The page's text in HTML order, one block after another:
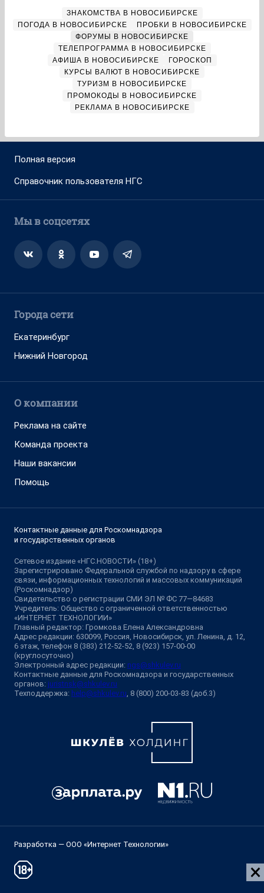
ЗНАКОМСТВА В НОВОСИБИРСКЕ
ПОГОДА В НОВОСИБИРСКЕ
ПРОБКИ В НОВОСИБИРСКЕ
ФОРУМЫ В НОВОСИБИРСКЕ
ТЕЛЕПРОГРАММА В НОВОСИБИРСКЕ
АФИША В НОВОСИБИРСКЕ
ГОРОСКОП
КУРСЫ ВАЛЮТ В НОВОСИБИРСКЕ
ТУРИЗМ В НОВОСИБИРСКЕ
ПРОМОКОДЫ В НОВОСИБИРСКЕ
РЕКЛАМА В НОВОСИБИРСКЕ
Полная версия
Справочник пользователя НГС
Мы в соцсетях
Города сети
Екатеринбург
Нижний Новгород
О компании
Реклама на сайте
Команда проекта
Наши вакансии
Помощь
Контактные данные для Роскомнадзора
и государственных органов
Сетевое издание «НГС.НОВОСТИ» (18+)
Зарегистрировано Федеральной службой по надзору в сфере
связи, информационных технологий и массовых коммуникаций
(Роскомнадзор)
Свидетельство о регистрации СМИ ЭЛ № ФС 77—84683
Учредитель: Общество с ограниченной ответственностью
«ИНТЕРНЕТ ТЕХНОЛОГИИ»
Главный редактор: Громкова Елена Александровна
Адрес редакции: 630099, Россия, Новосибирск, ул. Ленина, д. 12,
6 этаж, телефон 8 (383) 212-52-52, 8 (923) 157-00-00
(круглосуточно)
Электронный адрес редакции: ngs@shkulev.ru
Контактные данные для Роскомнадзора и государственных
органов: juristnsk@shkulev.ru
Техподдержка: help@shkulev.ru , 8 (800) 200-03-83 (доб.3)
Разработка — ООО «Интернет Технологии»